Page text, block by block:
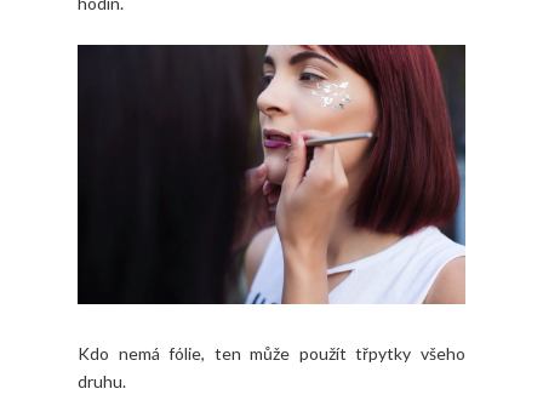
Kdo nemá fólie, ten může použít třpytky všeho
druhu.